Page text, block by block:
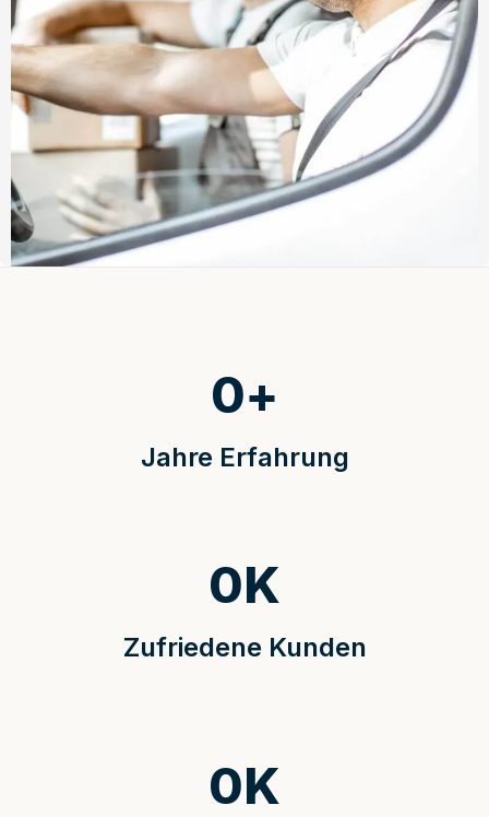
Jahre Erfahrung
0+
Zufriedene Kunden
0K
0K